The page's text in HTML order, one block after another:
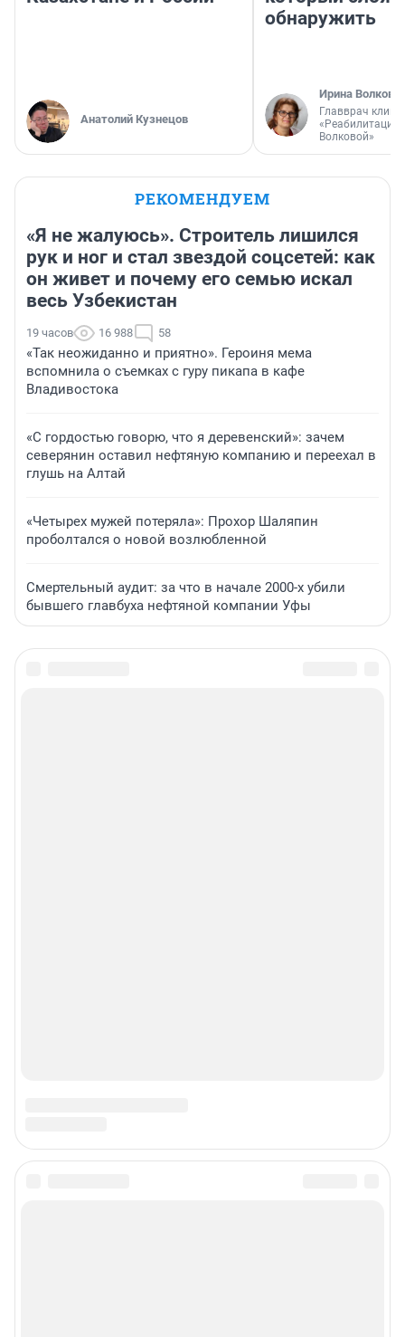
Анатолий Кузнецов
обнаружить
Ирина Волкова
Главврач
«Реабилитация
Волковой»
РЕКОМЕНДУЕМ
«Я не жалуюсь». Строитель лишился
рук и ног и стал звездой соцсетей: как
он живет и почему его семью искал
весь Узбекистан
19 часов 16 988 58
«Так неожиданно и приятно». Героиня мема
вспомнила о съемках с гуру пикапа в кафе
Владивостока
«С гордостью говорю, что я деревенский»: зачем
северянин оставил нефтяную компанию и переехал в
глушь на Алтай
«Четырех мужей потеряла»: Прохор Шаляпин
проболтался о новой возлюбленной
Смертельный аудит: за что в начале 2000-х убили
бывшего главбуха нефтяной компании Уфы